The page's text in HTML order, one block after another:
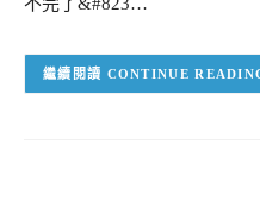
不完了&#823…
CONTINUE